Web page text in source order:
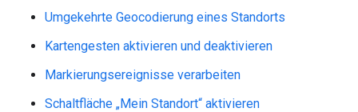
Umgekehrte Geocodierung eines Standorts
Kartengesten aktivieren und deaktivieren
Markierungsereignisse verarbeiten
Schaltfläche „Mein Standort“ aktivieren